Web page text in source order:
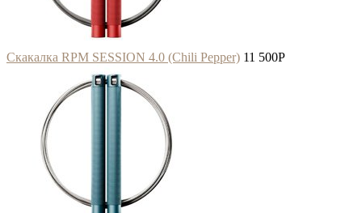
Скакалка RPM SESSION 4.0 (Chili Pepper) 11 500P